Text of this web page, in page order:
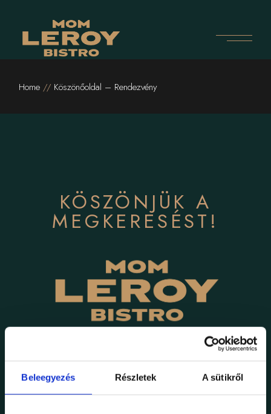
Beleegyezés Részletek A sütikről
Home Köszönőoldal – Rendezvény
KÖSZÖNJÜK A
MEGKERESÉST!
Az érdeklődés rendben megérkezett!
Hamarosan felvesszük veled a